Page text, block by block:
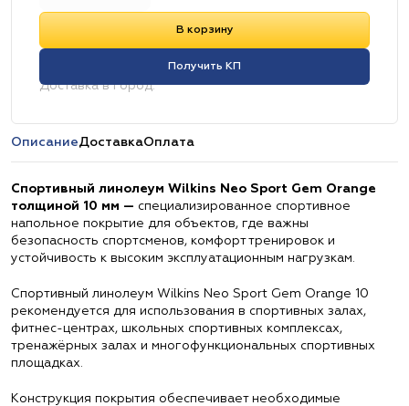
В корзину
Получить КП
Доставка в город:
ОписаниеДоставкаОплата
Спортивный линолеум Wilkins Neo Sport Gem Orange
толщиной 10 мм — специализированное спортивное
напольное покрытие для объектов, где важны
безопасность спортсменов, комфорт тренировок и
устойчивость к высоким эксплуатационным нагрузкам.
Спортивный линолеум Wilkins Neo Sport Gem Orange 10
рекомендуется для использования в спортивных залах,
фитнес-центрах, школьных спортивных комплексах,
тренажёрных залах и многофункциональных спортивных
площадках.
Конструкция покрытия обеспечивает необходимые